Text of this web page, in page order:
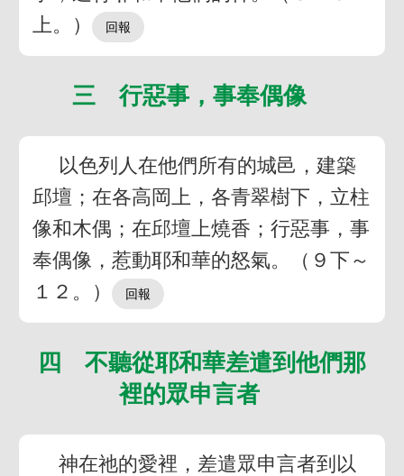
上。）
三 行惡事，事奉偶像
以色列人在他們所有的城邑，建築
邱壇；在各高岡上，各青翠樹下，立柱
像和木偶；在邱壇上燒香；行惡事，事
奉偶像，惹動耶和華的怒氣。（９下～
１２。）
四 不聽從耶和華差遣到他們那
裡的眾申言者
神在祂的愛裡，差遣眾申言者到以